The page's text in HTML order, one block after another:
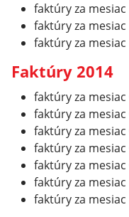
faktúry za mesiac
faktúry za mesiac
faktúry za mesiac
Faktúry 2014
faktúry za mesiac
faktúry za
faktúry za mesiac
faktúry za mesiac
faktúry za mesiac
faktúry za mesiac
faktúry za mesiac